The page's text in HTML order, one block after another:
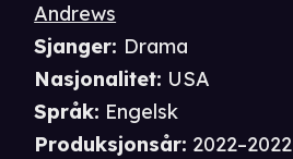
Andrews
Sjanger: Drama
Nasjonalitet: USA
Språk: Engelsk
Produksjonsår: 2022–2022